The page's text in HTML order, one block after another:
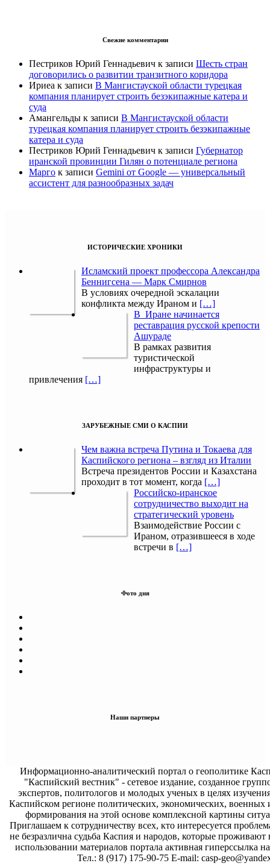
Свежие комментарии
Пестриков Юрий Геннадьевич к записи Шесть стран
договорились о развитии транзитного коридора
Ириеа к записи В Мангистауской области турецкая
компания планирует строить безэкипажные катера и
суда
Амангельды к записи В Мангистауской области
турецкая компания планирует строить безэкипажные
катера и суда
Пестриков Юрий Геннадьевич к записи Губернатор
иранской провинции Гилян о потенциале региона
Марго к записи Gemini от Google — универсальный
ассистент для разнообразных задач
ИСТОРИЧЕСКИЕ ХРОНИКИ
Исламский проект профессора Александра
Беннигсена — Марк Смирнов
В условиях очередной эскалации
конфликта между Ираном и […]
В Иране начинается
реставрация русской крепости
Ашураде
В рамках развития
туристической
инфраструктуры и
привлечения […]
ЗАРУБЕЖНЫЕ СМИ О КАСПИИ
Чем важна встреча Путина и Токаева для
Каспийского региона – взгляд из Италии
Встреча президентов России и Казахстана
проходит в тот момент, когда […]
Российско-иранское
сотрудничество выходит на
стратегический уровень
Взаимодействие России с
Ираном, отразившееся в ходе
встречи в […]
Фото дня
Наши партнеры
Информационно-аналитический портал о геополитике
"Каспийский вестник" - сетевое издание, созданное
экспертов, политологов и молодых ученых в целях
Каспийском регионе политических, экономических, военных
формирования на этой основе комплексной картины
Приглашаем к сотрудничеству всех, кто интересуется
не безразлична судьба Каспия и народов, которые проживают
использовании материалов портала активная гиперссылка на
Тел.: 8 (917) 175-90-75 E-mail: casp-